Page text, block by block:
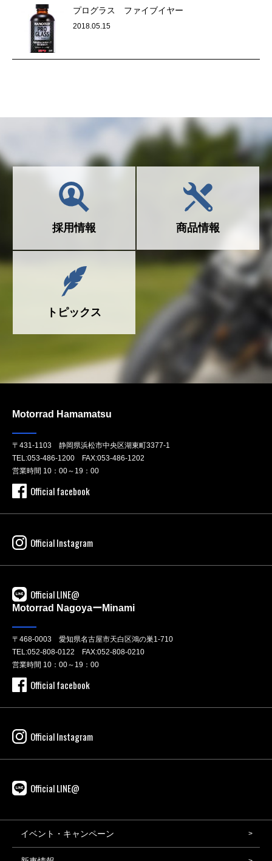
プログラス ファイブイヤー
2018.05.15
採用情報 商品情報
トピックス
Motorrad Hamamatsu
〒431-1103 静岡県浜松市中央区湖東町3377-1
TEL:053-486-1200 FAX:053-486-1202
営業時間 10：00～19：00
Official facebook
Official Instagram
Official LINE@
Motorrad NagoyaーMinami
〒468-0003 愛知県名古屋市天白区鴻の巣1-710
TEL:052-808-0122 FAX:052-808-0210
営業時間 10：00～19：00
Official facebook
Official Instagram
Official LINE@
イベント・キャンペーン